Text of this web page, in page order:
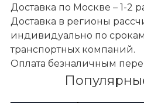
Доставка по Москве – 1-2
Доставка в регионы
индивидуально по
транспортных компаний.
Оплата безналичным